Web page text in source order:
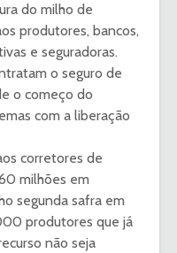
do milho de
produtores, bancos,
e seguradoras.
o seguro de
o começo do
com a liberação
corretores de
milhões em
segunda safra em
produtores que já
não seja